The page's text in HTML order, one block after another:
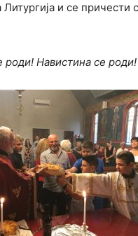
и се причести
роди! Навистина се роди!